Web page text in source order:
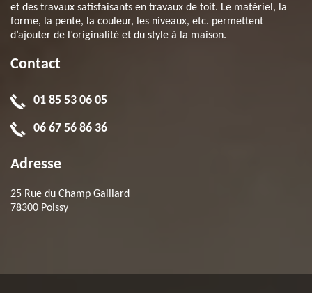
et des travaux satisfaisants en travaux de toit. Le matériel, la
forme, la pente, la couleur, les niveaux, etc. permettent
d’ajouter de l’originalité et du style à la maison.
Contact
01 85 53 06 05
06 67 56 86 36
Adresse
25 Rue du Champ Gaillard
78300 Poissy